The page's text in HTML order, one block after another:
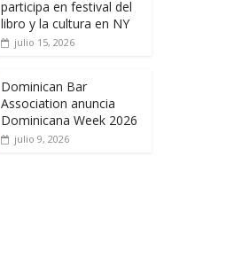
participa en festival del
libro y la cultura en NY
julio 15, 2026
Dominican Bar
Association anuncia
Dominicana Week 2026
julio 9, 2026